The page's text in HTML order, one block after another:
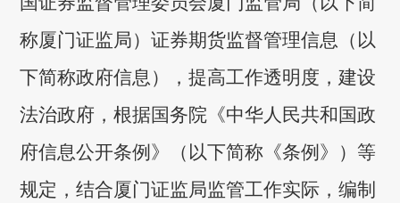
称厦门证监局）证券期货监督管理信息（以
下简称政府信息），提高工作透明度，建设
法治政府，根据国务院《中华人民共和国政
府信息公开条例》（以下简称《条例》）等
规定，结合厦门证监局监管工作实际，编制